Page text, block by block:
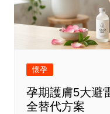
懷孕
孕期護膚5大避
全替代方案